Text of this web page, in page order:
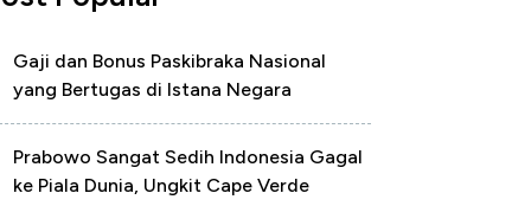
Gaji dan Bonus Paskibraka Nasional
yang Bertugas di Istana Negara
Prabowo Sangat Sedih Indonesia Gagal
ke Piala Dunia, Ungkit Cape Verde